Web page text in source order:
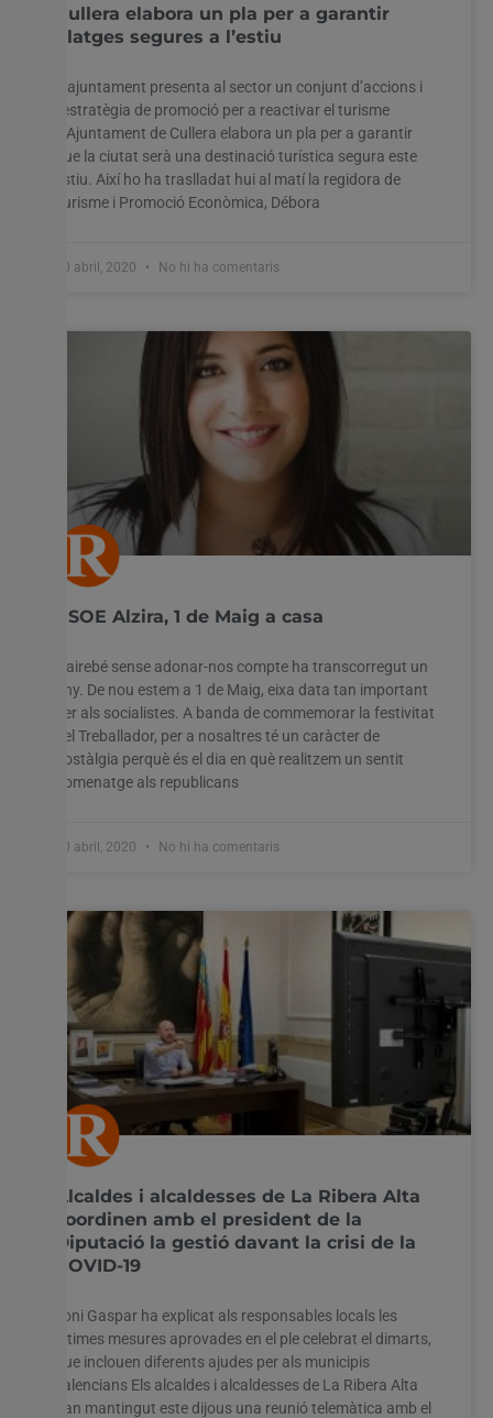
Cullera elabora un pla per a garantir
platges segures a l’estiu
L’ajuntament presenta al sector un conjunt d’accions i
l’estratègia de promoció per a reactivar el turisme
L’Ajuntament de Cullera elabora un pla per a garantir
que la ciutat serà una destinació turística segura este
estiu. Així ho ha traslladat hui al matí la regidora de
Turisme i Promoció Econòmica, Débora
30 abril, 2020 No hi ha comentaris
PSOE Alzira, 1 de Maig a casa
Gairebé sense adonar-nos compte ha transcorregut un
any. De nou estem a 1 de Maig, eixa data tan important
per als socialistes. A banda de commemorar la festivitat
del Treballador, per a nosaltres té un caràcter de
nostàlgia perquè és el dia en què realitzem un sentit
homenatge als republicans
30 abril, 2020 No hi ha comentaris
Alcaldes i alcaldesses de La Ribera Alta
coordinen amb el president de la
Diputació la gestió davant la crisi de la
COVID-19
Toni Gaspar ha explicat als responsables locals les
últimes mesures aprovades en el ple celebrat el dimarts,
que inclouen diferents ajudes per als municipis
valencians Els alcaldes i alcaldesses de La Ribera Alta
han mantingut este dijous una reunió telemàtica amb el